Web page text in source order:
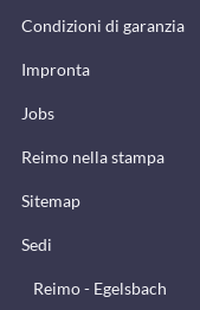
Condizioni di garanzia
Impronta
Jobs
Reimo nella stampa
Sitemap
Sedi
Reimo - Egelsbach